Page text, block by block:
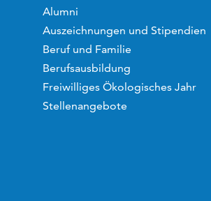
Alumni
Auszeichnungen und Stipendien
Beruf und Familie
Berufsausbildung
Freiwilliges Ökologisches Jahr
Stellenangebote